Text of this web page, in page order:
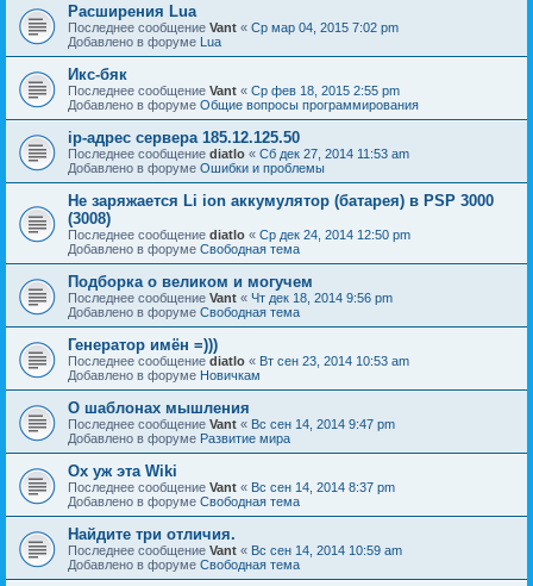
Расширения Lua
Последнее сообщение Vant « Ср мар 04, 2015 7:02 pm
Добавлено в форуме Lua
Икс-бяк
Последнее сообщение Vant « Ср фев 18, 2015 2:55 pm
Добавлено в форуме Общие вопросы программирования
ip-адрес сервера 185.12.125.50
Последнее сообщение diatlo « Сб дек 27, 2014 11:53 am
Добавлено в форуме Ошибки и проблемы
Не заряжается Li ion аккумулятор (батарея) в PSP 3000
(3008)
Последнее сообщение diatlo « Ср дек 24, 2014 12:50 pm
Добавлено в форуме Свободная тема
Подборка о великом и могучем
Последнее сообщение Vant « Чт дек 18, 2014 9:56 pm
Добавлено в форуме Свободная тема
Генератор имён =)))
Последнее сообщение diatlo « Вт сен 23, 2014 10:53 am
Добавлено в форуме Новичкам
О шаблонах мышления
Последнее сообщение Vant « Вс сен 14, 2014 9:47 pm
Добавлено в форуме Развитие мира
Ох уж эта Wiki
Последнее сообщение Vant « Вс сен 14, 2014 8:37 pm
Добавлено в форуме Свободная тема
Найдите три отличия.
Последнее сообщение Vant « Вс сен 14, 2014 10:59 am
Добавлено в форуме Свободная тема